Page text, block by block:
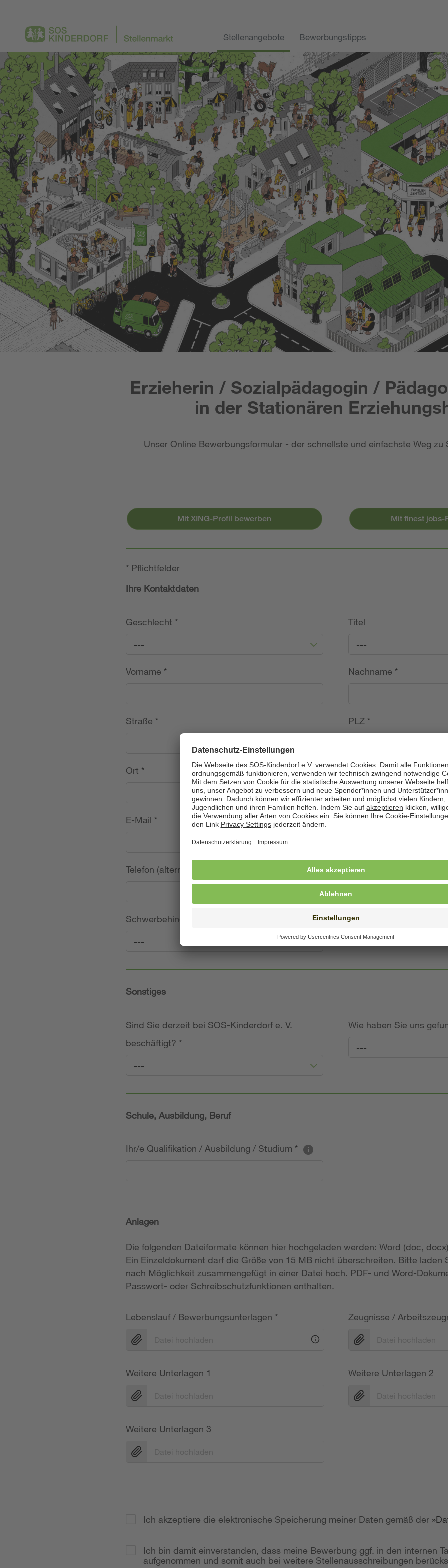
Stellenangebote Bewerbungstipps
Erzieherin / Sozialpädagogin /
in der Stationären
Unser Online Bewerbungsformular - der schnellste und einfachste Weg zu
Mit XING-Profil bewerben Mit finest
* Pflichtfelder
Ihre Kontaktdaten
Geschlecht *
---
Titel
---
Vorname * Nachname *
Straße * PLZ *
Ort * Land*
---
E-Mail * Telefon*
Telefon (alternativ) Geburtsdatum
Schwerbehinderung (freiwillige Angabe)
---
Sonstiges
Sind Sie derzeit bei SOS-Kinderdorf e. V.
beschäftigt? *
---
Wie haben Sie uns
---
Schule, Ausbildung, Beruf
Ihr/e Qualifikation / Ausbildung / Studium *
Anlagen
Die folgenden Dateiformate können hier hochgeladen werden: Word (doc,
Ein Einzeldokument darf die Größe von 15 MB nicht überschreiten. Bitte laden
nach Möglichkeit zusammengefügt in einer Datei hoch. PDF- und Word-
Passwort- oder Schreibschutzfunktionen enthalten.
Lebenslauf / Bewerbungsunterlagen * Zeugnisse /
Weitere Unterlagen 1 Weitere Unterlagen 2
Weitere Unterlagen 3
Ich akzeptiere die elektronische Speicherung meiner Daten gemäß der
Ich bin damit einverstanden, dass meine Bewerbung ggf. in den internen
aufgenommen und somit auch bei weitere Stellenausschreibungen